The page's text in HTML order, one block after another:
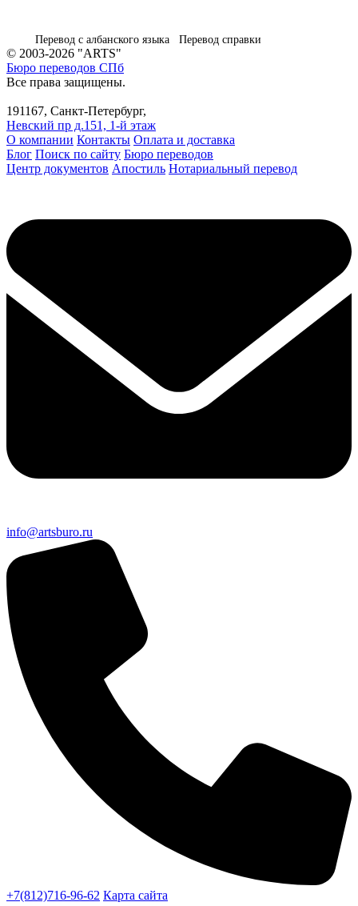
Перевод с албанского языка Перевод справки
© 2003-2026 "ARTS"
Бюро переводов СПб
Все права защищены.
191167, Санкт-Петербург,
Невский пр д.151, 1-й этаж
О компании Контакты Оплата и доставка
Блог Поиск по сайту Бюро переводов
Центр документов Апостиль Нотариальный перевод
info@artsburo.ru
+7(812)716-96-62 Карта сайта